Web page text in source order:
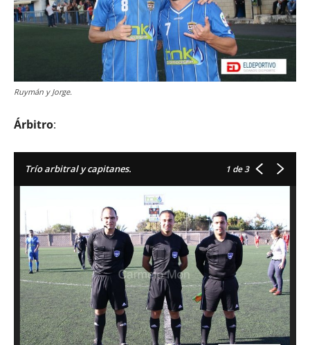
Ruymán y Jorge.
Árbitro:
Trío arbitral y capitanes. 1 de 3